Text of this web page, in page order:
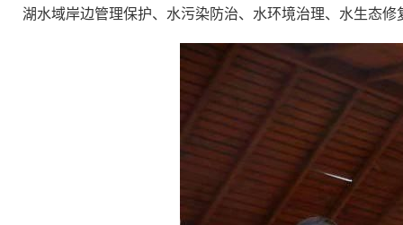
湖水域岸边管理保护、水污染防治、水环境治理、水生态